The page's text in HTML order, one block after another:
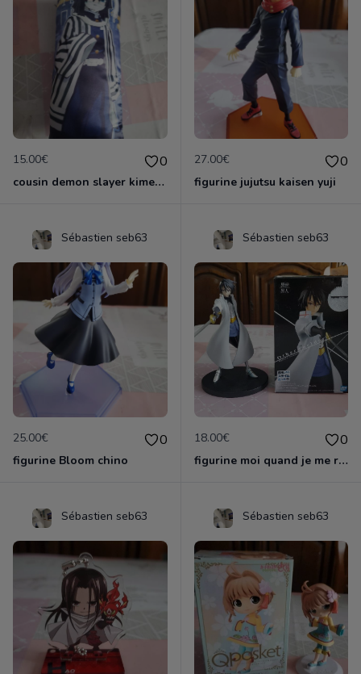
15.00€ 0
cousin demon slayer kimestsu neuf
27.00€ 0
figurine jujutsu kaisen yuji
Sébastien seb63
25.00€ 0
figurine Bloom chino
Sébastien seb63
18.00€ 0
figurine moi quand je me reincarne en slime
Sébastien seb63 Sébastien seb63